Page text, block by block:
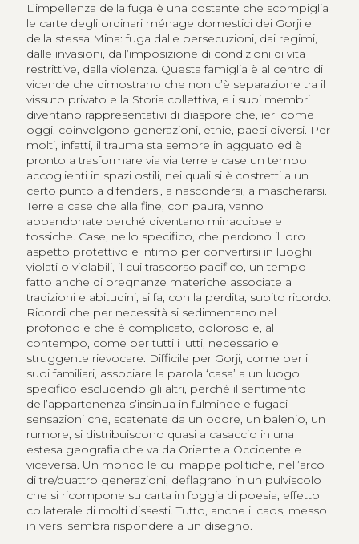
L’impellenza della fuga è una costante che scompiglia
le carte degli ordinari ménage domestici dei Gorji e
della stessa Mina: fuga dalle persecuzioni, dai regimi,
dalle invasioni, dall’imposizione di condizioni di vita
restrittive, dalla violenza. Questa famiglia è al centro di
vicende che dimostrano che non c’è separazione tra il
vissuto privato e la Storia collettiva, e i suoi membri
diventano rappresentativi di diaspore che, ieri come
oggi, coinvolgono generazioni, etnie, paesi diversi. Per
molti, infatti, il trauma sta sempre in agguato ed è
pronto a trasformare via via terre e case un tempo
accoglienti in spazi ostili, nei quali si è costretti a un
certo punto a difendersi, a nascondersi, a mascherarsi.
Terre e case che alla fine, con paura, vanno
abbandonate perché diventano minacciose e
tossiche. Case, nello specifico, che perdono il loro
aspetto protettivo e intimo per convertirsi in luoghi
violati o violabili, il cui trascorso pacifico, un tempo
fatto anche di pregnanze materiche associate a
tradizioni e abitudini, si fa, con la perdita, subito ricordo.
Ricordi che per necessità si sedimentano nel
profondo e che è complicato, doloroso e, al
contempo, come per tutti i lutti, necessario e
struggente rievocare. Difficile per Gorji, come per i
suoi familiari, associare la parola ‘casa’ a un luogo
specifico escludendo gli altri, perché il sentimento
dell’appartenenza s’insinua in fulminee e fugaci
sensazioni che, scatenate da un odore, un balenio, un
rumore, si distribuiscono quasi a casaccio in una
estesa geografia che va da Oriente a Occidente e
viceversa. Un mondo le cui mappe politiche, nell’arco
di tre/quattro generazioni, deflagrano in un pulviscolo
che si ricompone su carta in foggia di poesia, effetto
collaterale di molti dissesti. Tutto, anche il caos, messo
in versi sembra rispondere a un disegno.